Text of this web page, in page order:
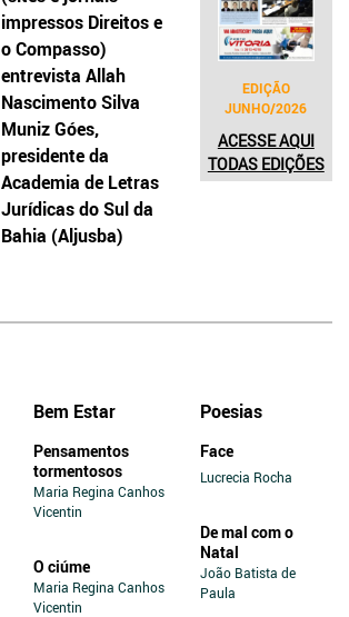
impressos Direitos e
o Compasso)
entrevista Allah
Nascimento Silva
Muniz Góes,
presidente da
Academia de Letras
Jurídicas do Sul da
Bahia (Aljusba)
EDIÇÃO
JUNHO/2026
ACESSE AQUI
TODAS EDIÇÕES
Bem Estar
Pensamentos
tormentosos
Maria Regina Canhos
Vicentin
O ciúme
Maria Regina Canhos
Vicentin
Poesias
Face
Lucrecia Rocha
De mal com o
Natal
João Batista de
Paula